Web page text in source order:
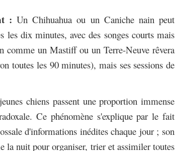
: Un Chihuahua ou un Caniche nain peut
les dix minutes, avec des songes courts mais
comme un Mastiff ou un Terre-Neuve rêvera
toutes les 90 minutes), mais ses sessions de
chiens passent une proportion immense
Ce phénomène s'explique par le fait
d'informations inédites chaque jour ; son
la nuit pour organiser, trier et assimiler toutes